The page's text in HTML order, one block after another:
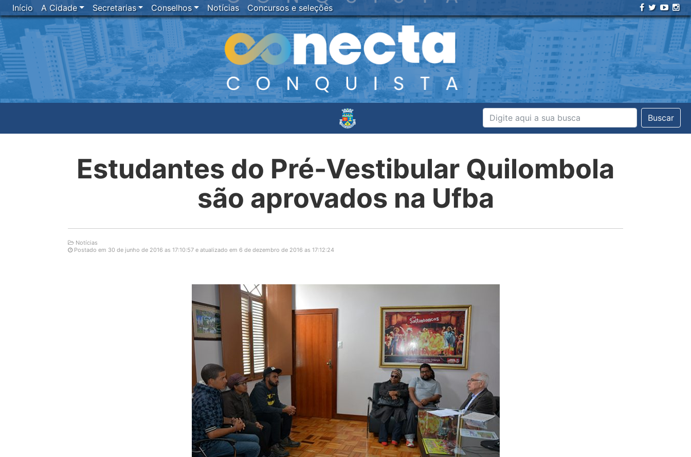
Início A Cidade Secretarias Conselhos Notícias Concursos e seleções
Buscar
Estudantes do Pré-Vestibular Quilombola
são aprovados na Ufba
Notícias
Postado em 30 de junho de 2016 as 17:10:57 e atualizado em 6 de dezembro de 2016 as 17:12:24